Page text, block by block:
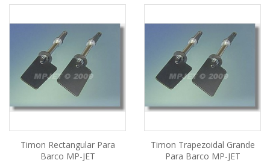
Timon Rectangular Para
Barco MP-JET
Timon Trapezoidal Grande
Para Barco MP-JET